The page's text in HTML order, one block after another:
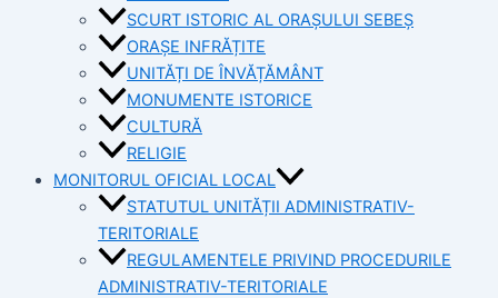
SCURT ISTORIC AL ORAȘULUI SEBEȘ
ORAȘE INFRĂȚITE
UNITĂȚI DE ÎNVĂȚĂMÂNT
MONUMENTE ISTORICE
CULTURĂ
RELIGIE
MONITORUL OFICIAL LOCAL
STATUTUL UNITĂȚII ADMINISTRATIV-
TERITORIALE
REGULAMENTELE PRIVIND PROCEDURILE
ADMINISTRATIV-TERITORIALE